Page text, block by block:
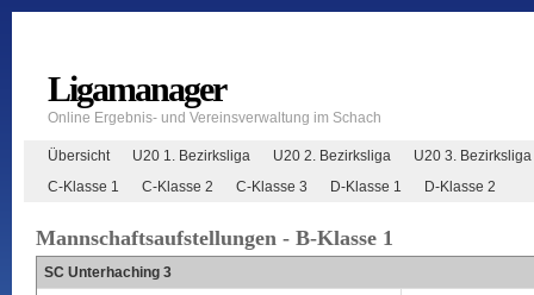
Ligamanager
Online Ergebnis- und Vereinsverwaltung im Schach
Übersicht U20 1. Bezirksliga U20 2. Bezirksliga
U20 3. Bezirksliga
C-Klasse 1
C-Klasse 2 C-Klasse 3 D-Klasse 1 D-Klasse 2
Mannschaftsaufstellungen - B-Klasse 1
SC Unterhaching 3